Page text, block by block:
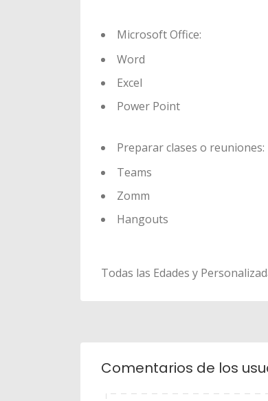
Microsoft Office:
Word
Excel
Power Point
Preparar clases o reuniones:
Teams
Zomm
Hangouts
Todas las Edades y
Comentarios de los